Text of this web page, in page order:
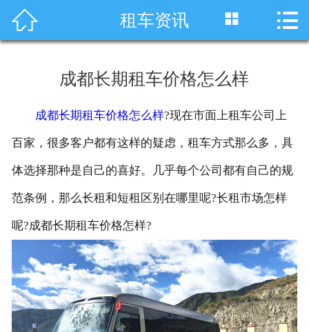
 首页
川藏线租车
服务项目
租车资讯
成功案例
关于我们
 租车资讯  
成都长期租车价格怎么样
成都长期租车价格怎么样?现在市面上租车公司上
百家，很多客户都有这样的疑虑，租车方式那么多，具
体选择那种是自己的喜好。几乎每个公司都有自己的规
范条例，那么长租和短租区别在哪里呢?长租市场怎样
呢?成都长期租车价格怎样?